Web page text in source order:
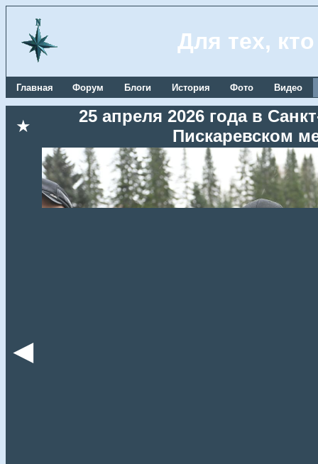
Для тех,
Главная Форум Блоги История Фото Видео
★
25 апреля 2026 года в
Пискаревском
◄